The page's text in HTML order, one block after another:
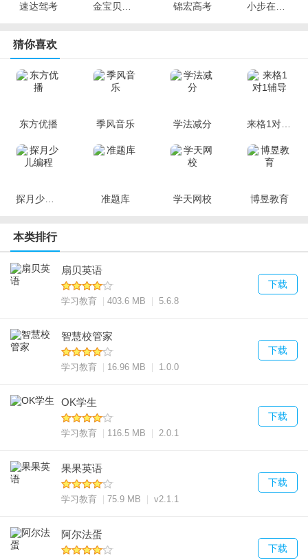
速达驾考 锦宏高考
猜你喜欢
东方优播 季风音乐 学法减分
准题库 学天网校 博昱教育
本类排行
扇贝英语
学习教育 403.6 MB 5.6.8
下载
智慧校管家
学习教育 16.96 MB 1.0.0
下载
OK学生
学习教育 116.5 MB 2.0.1
下载
果果英语
学习教育 75.9 MB v2.1.1
下载
阿尔法蛋
下载